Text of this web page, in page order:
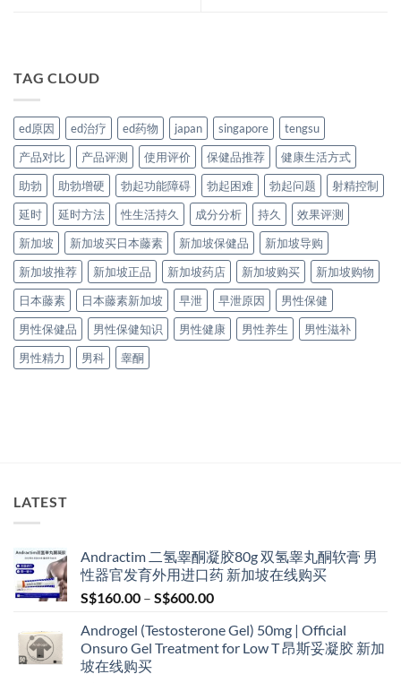
TAG CLOUD
ed原因 ed治疗 ed药物 japan singapore
tengsu
产品对比
产品评测 使用评价 保健品推荐
健康生活方式
助勃
助勃增硬 勃起功能障碍 勃起困难 勃起问题
射精控制
延时
延时方法 性生活持久 成分分析 持久
效果评测
新加坡
新加坡买日本藤素 新加坡保健品
新加坡导购
新加坡推荐
新加坡正品 新加坡药店 新加坡购买
新加坡购物
日本藤素
日本藤素新加坡 早泄 早泄原因
男性保健
男性保健品
男性保健知识 男性健康 男性养生
男性滋补
男性精力
男科 睾酮
LATEST
Andractim 二氢睾酮凝胶80g 双氢睾丸酮软膏 男
性器官发育外用进口药 新加坡在线购买
S$160.00 – S$600.00Price
S$160.00
through
Androgel (Testosterone Gel) 50mg | Official
Onsuro Gel Treatment for Low T 昂斯妥凝胶 新加
坡在线购买